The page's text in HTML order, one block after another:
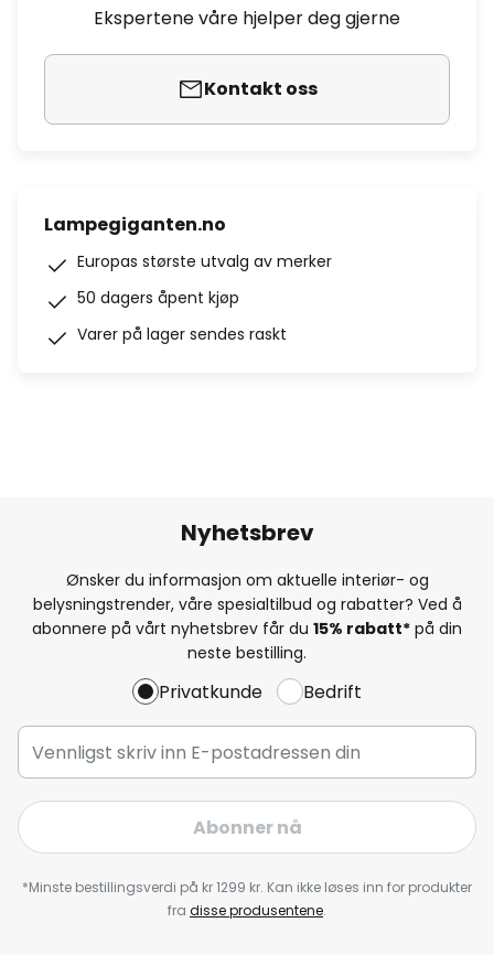
Ekspertene våre hjelper deg gjerne
Kontakt oss
Lampegiganten.no
Europas største utvalg av merker
50 dagers åpent kjøp
Varer på lager sendes raskt
Nyhetsbrev
Ønsker du informasjon om aktuelle interiør- og
belysningstrender, våre spesialtilbud og rabatter? Ved å
abonnere på vårt nyhetsbrev får du 15% rabatt* på din
neste bestilling.
Privatkunde Bedrift
Abonner nå
*Minste bestillingsverdi på kr 1299 kr. Kan ikke løses inn for produkter
fra disse produsentene.